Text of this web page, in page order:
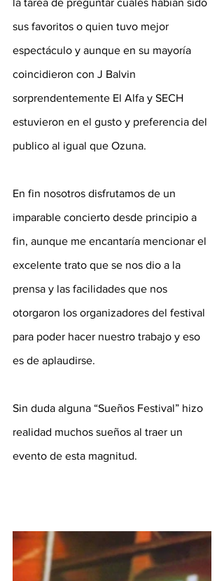
la tarea de preguntar cuales habían sido
sus favoritos o quien tuvo mejor
espectáculo y aunque en su mayoría
coincidieron con J Balvin
sorprendentemente El Alfa y SECH
estuvieron en el gusto y preferencia del
publico al igual que Ozuna.
En fin nosotros disfrutamos de un
imparable concierto desde principio a
fin, aunque me encantaría mencionar el
excelente trato que se nos dio a la
prensa y las facilidades que nos
otorgaron los organizadores del festival
para poder hacer nuestro trabajo y eso
es de aplaudirse.
Sin duda alguna “Sueños Festival” hizo
realidad muchos sueños al traer un
evento de esta magnitud.